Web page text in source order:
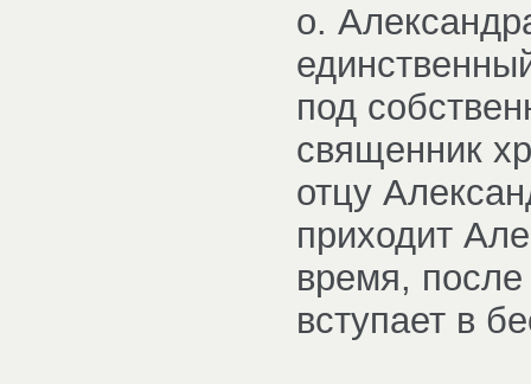
о.
под
священник
отцу
приходит
время,
вступает в